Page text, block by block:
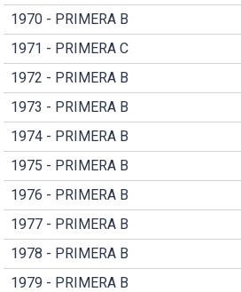
1970 - PRIMERA B
1971 - PRIMERA C
1972 - PRIMERA B
1973 - PRIMERA B
1974 - PRIMERA B
1975 - PRIMERA B
1976 - PRIMERA B
1977 - PRIMERA B
1978 - PRIMERA B
1979 - PRIMERA B